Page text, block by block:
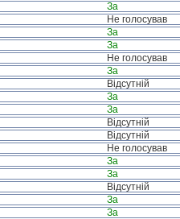
За
Не голосував
За
За
Не голосував
За
Відсутній
За
За
Відсутній
Відсутній
Не голосував
За
За
Відсутній
За
За